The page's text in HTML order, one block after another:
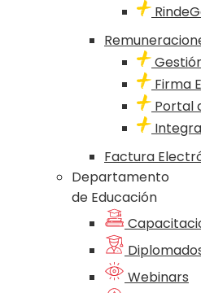
Firma
Portal
Factura
Departamento
de Educación
Webinars